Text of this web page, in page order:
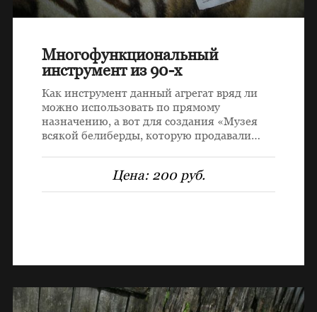
Многофункциональный
инструмент из 90-х
Как инструмент данный агрегат вряд ли
можно использовать по прямому
назначению, а вот для создания «Музея
всякой белиберды, которую продавали…
Цена: 200 руб.